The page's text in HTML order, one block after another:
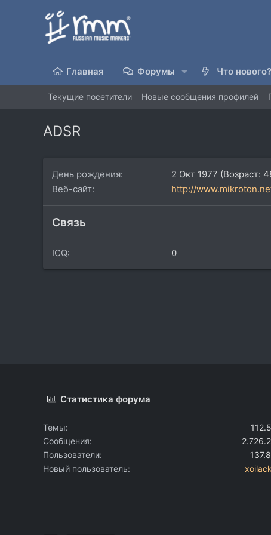
Главная Форумы Что нового?
Текущие посетители Новые сообщения профилей
ADSR
День рождения
2 Окт 1977 (Возраст:
Веб-сайт
http://
Связь
ICQ 0
Статистика форума
Темы
Сообщения
Пользователи
Новый пользователь